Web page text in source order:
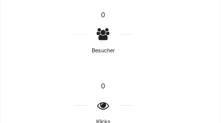
0
Besucher
0
Klicks